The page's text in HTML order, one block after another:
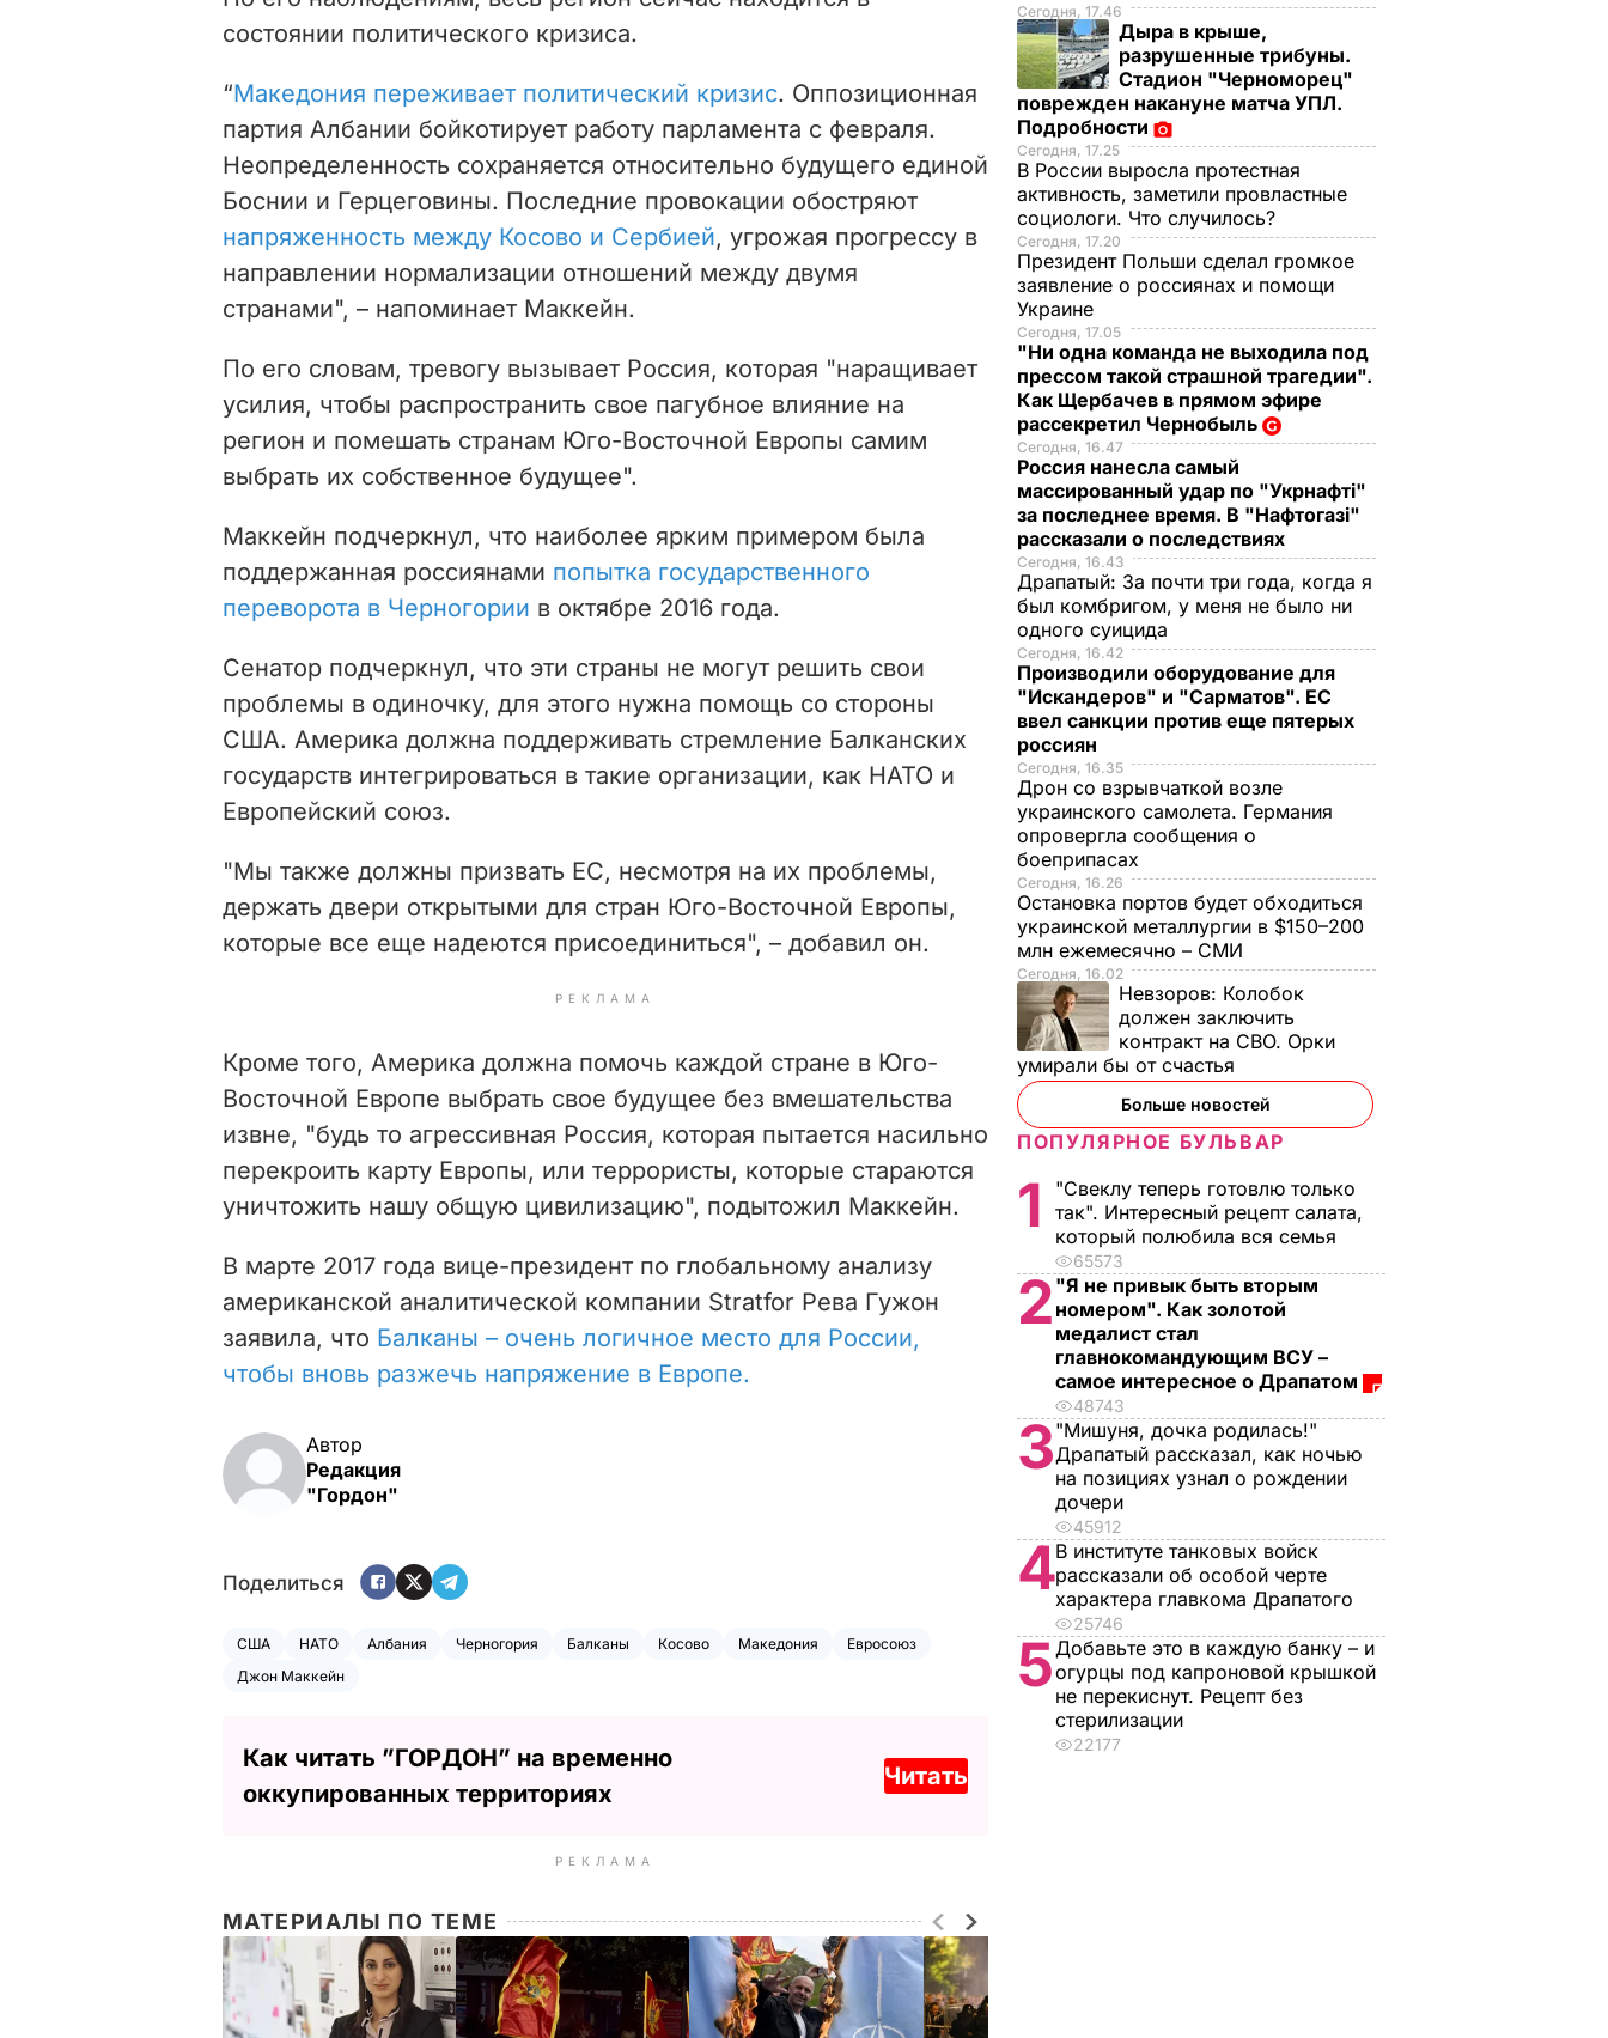
состоянии политического кризиса.
“Македония переживает политический кризис. Оппозиционная
партия Албании бойкотирует работу парламента с февраля.
Неопределенность сохраняется относительно будущего единой
Боснии и Герцеговины. Последние провокации обостряют
напряженность между Косово и Сербией, угрожая прогрессу в
направлении нормализации отношений между двумя
странами", – напоминает Маккейн.
По его словам, тревогу вызывает Россия, которая "наращивает
усилия, чтобы распространить свое пагубное влияние на
регион и помешать странам Юго-Восточной Европы самим
выбрать их собственное будущее".
Маккейн подчеркнул, что наиболее ярким примером была
поддержанная россиянами попытка государственного
переворота в Черногории в октябре 2016 года.
Сенатор подчеркнул, что эти страны не могут решить свои
проблемы в одиночку, для этого нужна помощь со стороны
США. Америка должна поддерживать стремление Балканских
государств интегрироваться в такие организации, как НАТО и
Европейский союз.
"Мы также должны призвать ЕС, несмотря на их проблемы,
держать двери открытыми для стран Юго-Восточной Европы,
которые все еще надеются присоединиться", – добавил он.
РЕКЛАМА
Кроме того, Америка должна помочь каждой стране в Юго-
Восточной Европе выбрать свое будущее без вмешательства
извне, "будь то агрессивная Россия, которая пытается насильно
перекроить карту Европы, или террористы, которые стараются
уничтожить нашу общую цивилизацию", подытожил Маккейн.
В марте 2017 года вице-президент по глобальному анализу
американской аналитической компании Stratfor Рева Гужон
заявила, что Балканы – очень логичное место для России,
чтобы вновь разжечь напряжение в Европе.
Автор
Редакция
"Гордон"
Поделиться
США НАТО Албания Черногория Балканы Косово Македония
Евросоюз
Джон Маккейн
Как читать ”ГОРДОН” на временно
оккупированных территориях
Читать
РЕКЛАМА
МАТЕРИАЛЫ ПО ТЕМЕ
Сегодня, 17.46
Дыра в крыше,
разрушенные трибуны.
Стадион "Черноморец"
поврежден накануне матча УПЛ.
Подробности
Сегодня, 17.25
В России выросла протестная
активность, заметили провластные
социологи. Что случилось?
Сегодня, 17.20
Президент Польши сделал громкое
заявление о россиянах и помощи
Украине
Сегодня, 17.05
"Ни одна команда не выходила под
прессом такой страшной трагедии".
Как Щербачев в прямом эфире
рассекретил Чернобыль
Сегодня, 16.47
Россия нанесла самый
массированный удар по "Укрнафті"
за последнее время. В "Нафтогазі"
рассказали о последствиях
Сегодня, 16.43
Драпатый: За почти три года, когда я
был комбригом, у меня не было ни
одного суицида
Сегодня, 16.42
Производили оборудование для
"Искандеров" и "Сарматов". ЕС
ввел санкции против еще пятерых
россиян
Сегодня, 16.35
Дрон со взрывчаткой возле
украинского самолета. Германия
опровергла сообщения о
боеприпасах
Сегодня, 16.26
Остановка портов будет обходиться
украинской металлургии в $150–200
млн ежемесячно – СМИ
Сегодня, 16.02
Невзоров: Колобок
должен заключить
контракт на СВО. Орки
умирали бы от счастья
Больше новостей
ПОПУЛЯРНОЕ БУЛЬВАР
1
"Свеклу теперь готовлю только
так". Интересный рецепт салата,
который полюбила вся семья
65573
2 "Я не привык быть вторым
номером". Как золотой
медалист стал
главнокомандующим ВСУ –
самое интересное о Драпатом
48743
3"Мишуня, дочка родилась!"
Драпатый рассказал, как ночью
на позициях узнал о рождении
дочери
45912
4В институте танковых войск
рассказали об особой черте
характера главкома Драпатого
25746
5Добавьте это в каждую банку – и
огурцы под капроновой крышкой
не перекиснут. Рецепт без
стерилизации
22177